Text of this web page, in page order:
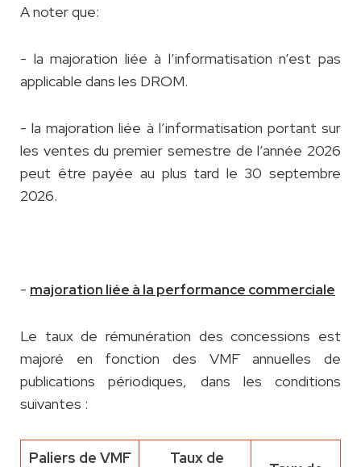
A noter que:
- la majoration liée à l’informatisation n’est pas
applicable dans les DROM.
- la majoration liée à l’informatisation portant sur
les ventes du premier semestre de l’année 2026
peut être payée au plus tard le 30 septembre
2026.
- majoration liée à la performance commerciale
Le taux de rémunération des concessions est
majoré en fonction des VMF annuelles de
publications périodiques, dans les conditions
suivantes :
Paliers de VMF Taux de